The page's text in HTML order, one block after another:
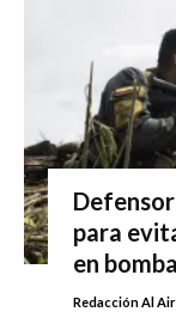
para
en
Redacción Al